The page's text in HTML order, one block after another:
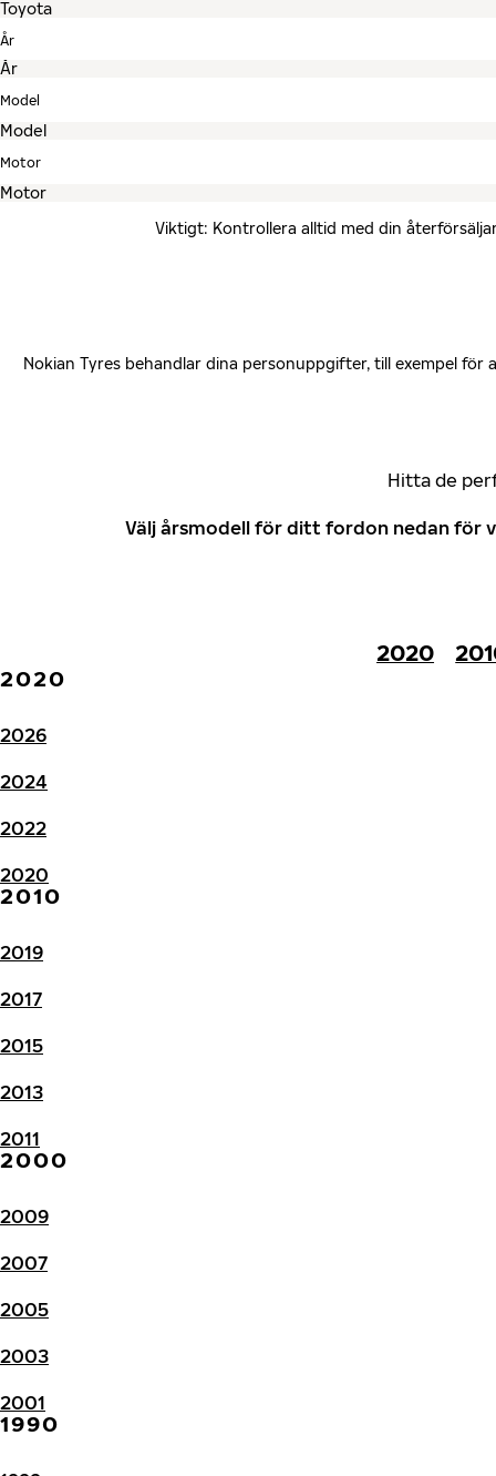
År
Model
Motor
Viktigt: Kontrollera alltid med din
Nokian Tyres behandlar dina personuppgifter, till exempel
Hitta de
Välj årsmodell för ditt fordon nedan för
2020
2020
2026
2024
2022
2020
2010
2019
2017
2015
2013
2011
2000
2009
2007
2005
2003
2001
1990